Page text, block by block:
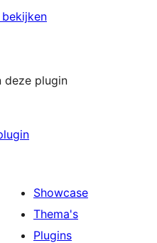
deze plugin
Showcase
Thema's
Plugins